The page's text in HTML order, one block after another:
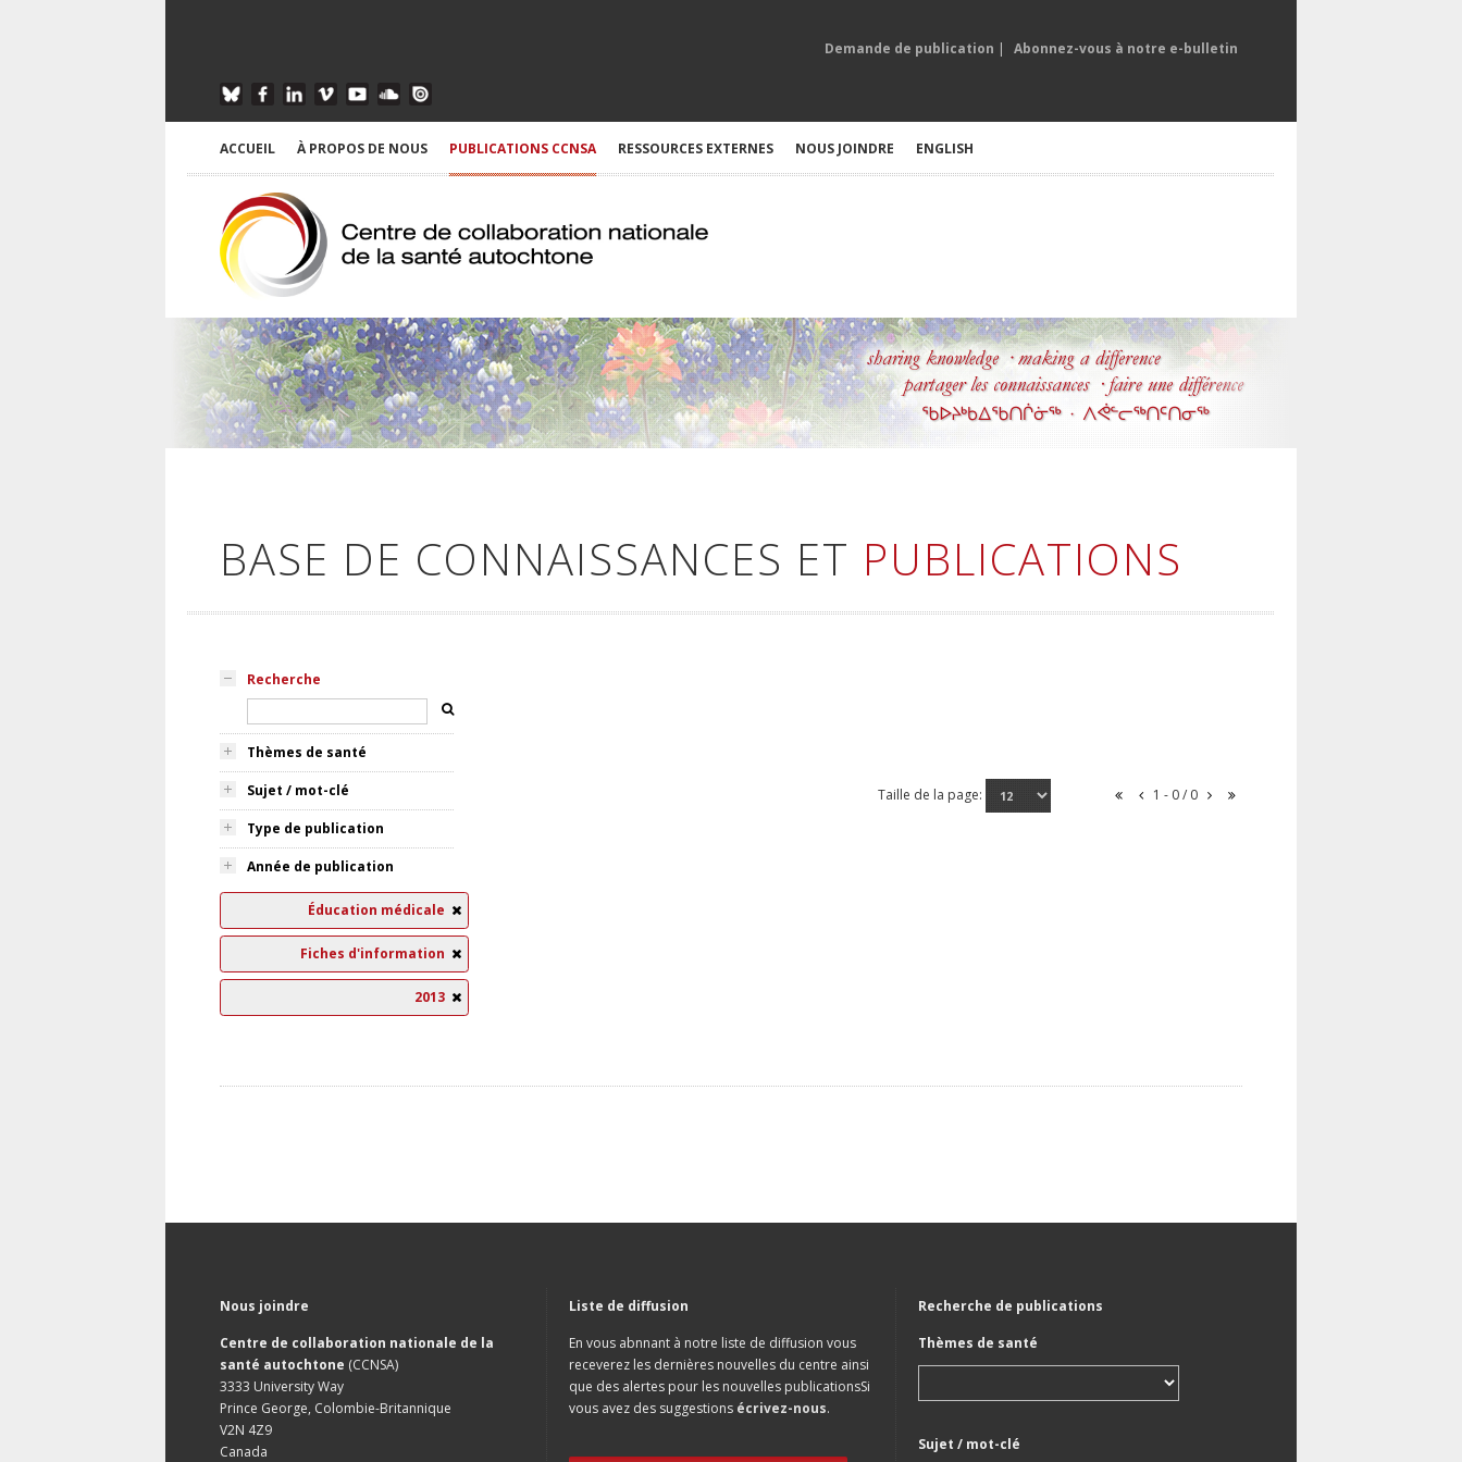
Demande de publication | Abonnez-vous à notre e-bulletin
ACCUEIL À PROPOS DE NOUS PUBLICATIONS CCNSA RESSOURCES EXTERNES NOUS JOINDRE ENGLISH
BASE DE CONNAISSANCES ET PUBLICATIONS
Recherche
Thèmes de santé
Sujet / mot-clé
Type de publication
Année de publication
Éducation médicale
Fiches d'information
2013
Taille de la page: 1 - 0 / 0
Nous joindre
Centre de collaboration nationale de la
santé autochtone (CCNSA)
3333 University Way
Prince George, Colombie-Britannique
V2N 4Z9
Canada
Liste de diffusion
En vous abnnant à notre liste de diffusion vous
receverez les dernières nouvelles du centre ainsi
que des alertes pour les nouvelles publicationsSi
vous avez des suggestions écrivez-nous.
Recherche de publications
Thèmes de santé
Sujet / mot-clé